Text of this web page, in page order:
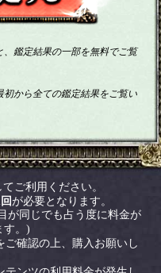
鑑定結果の一部を無料でご覧
から全ての鑑定結果をご覧い
ご利用ください。
が必要となります。
が同じでも占う度に料金が
す。)
確認の上、購入お願いし